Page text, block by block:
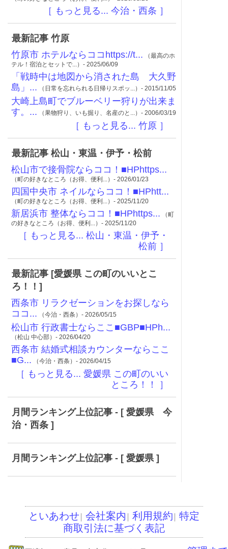
［ もっと見る... 今治・西条 ］
最新記事 竹原
竹原市 ホテルならココhttps://t... （最高のホ
テル！宿泊とセットで...）- 2025/06/09
「戦時中は地図から消された島 大久野
島」... （日常を忘れられる日帰りスポッ...）- 2015/11/05
大崎上島町でブルーベリー狩りが出来ま
す。... （果物狩り、いも掘り、名産のと...）- 2006/03/19
［ もっと見る... 竹原 ］
最新記事 松山・東温・伊予・松前
松山市で接骨院ならココ！■HPhttps...
（町の好きなところ（お得、便利...）- 2026/01/23
四国中央市 ネイルならココ！■HPhtt...
（町の好きなところ（お得、便利...）- 2025/11/20
新居浜市 整体ならココ！■HPhttps... （町
の好きなところ（お得、便利...）- 2025/11/20
［ もっと見る... 松山・東温・伊予・
松前 ］
最新記事 [愛媛県 この町のいいとこ
ろ！！]
西条市 リラクゼーションをお探しなら
ココ... （今治・西条）- 2026/05/15
松山市 行政書士ならここ■GBP■HPh...
（松山 中心部）- 2026/04/20
西条市 結婚式相談カウンターならここ
■G... （今治・西条）- 2026/04/15
［ もっと見る... 愛媛県 この町のいい
ところ！！ ］
月間ランキング上位記事 - [ 愛媛県 今
治・西条 ]
月間ランキング上位記事 - [ 愛媛県 ]
といあわせ 会社案内 利用規約 特定
商取引法に基づく表記